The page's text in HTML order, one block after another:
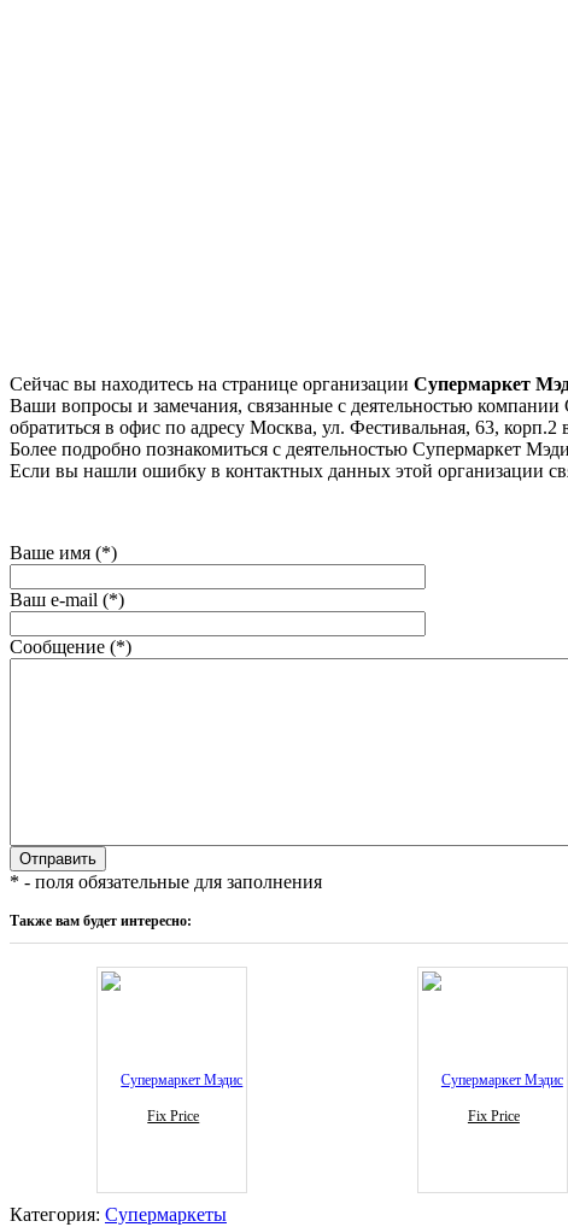
Сейчас вы находитесь на странице организации Супермаркет
Ваши вопросы и замечания, связанные с деятельностью
обратиться в офис по адресу Москва, ул. Фестивальная, 63, корп.2
Более подробно познакомиться с деятельностью Супермаркет
Если вы нашли ошибку в контактных данных этой организации
Ваше имя (*)
Ваш e-mail (*)
Сообщение (*)
* - поля обязательные для заполнения
Также вам будет интересно:
Fix Price Fix Price
Категория: Супермаркеты